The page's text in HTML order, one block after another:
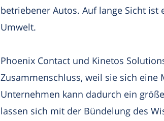
betriebener Autos. Auf lange Sicht
Umwelt.
Phoenix Contact und Kinetos
Zusammenschluss, weil sie sich eine
Unternehmen kann dadurch ein
lassen sich mit der Bündelung des